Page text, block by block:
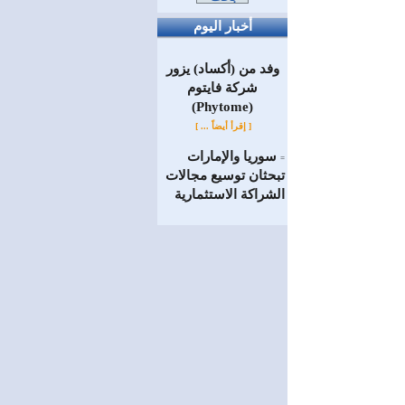
أخبار اليوم
وفد من (أكساد) يزور
شركة فايتوم
(Phytome)
[ إقرأ أيضاً ... ]
= سوريا والإمارات
تبحثان توسيع مجالات
الشراكة الاستثمارية